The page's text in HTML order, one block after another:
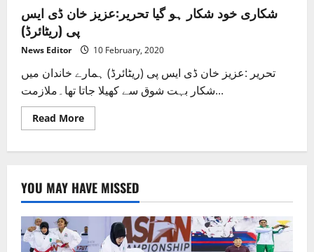
شکاری خود شکار ہو گیا تحریر:عزیز خان ڈی ایس
پی (ریٹائرڈ)
News Editor 10 February, 2020
تحریر :عزیز خان ڈی ایس پی (ریٹائرڈ) ہمارے خاندان میں
شکار بہت شوق سے کھیلا جاتا تھا۔ملازمت...
Read MoreRead
more
گیا
تحریر:عزیز
خان
ڈی
ایس
پی
(ریٹائرڈ)
YOU MAY HAVE MISSED